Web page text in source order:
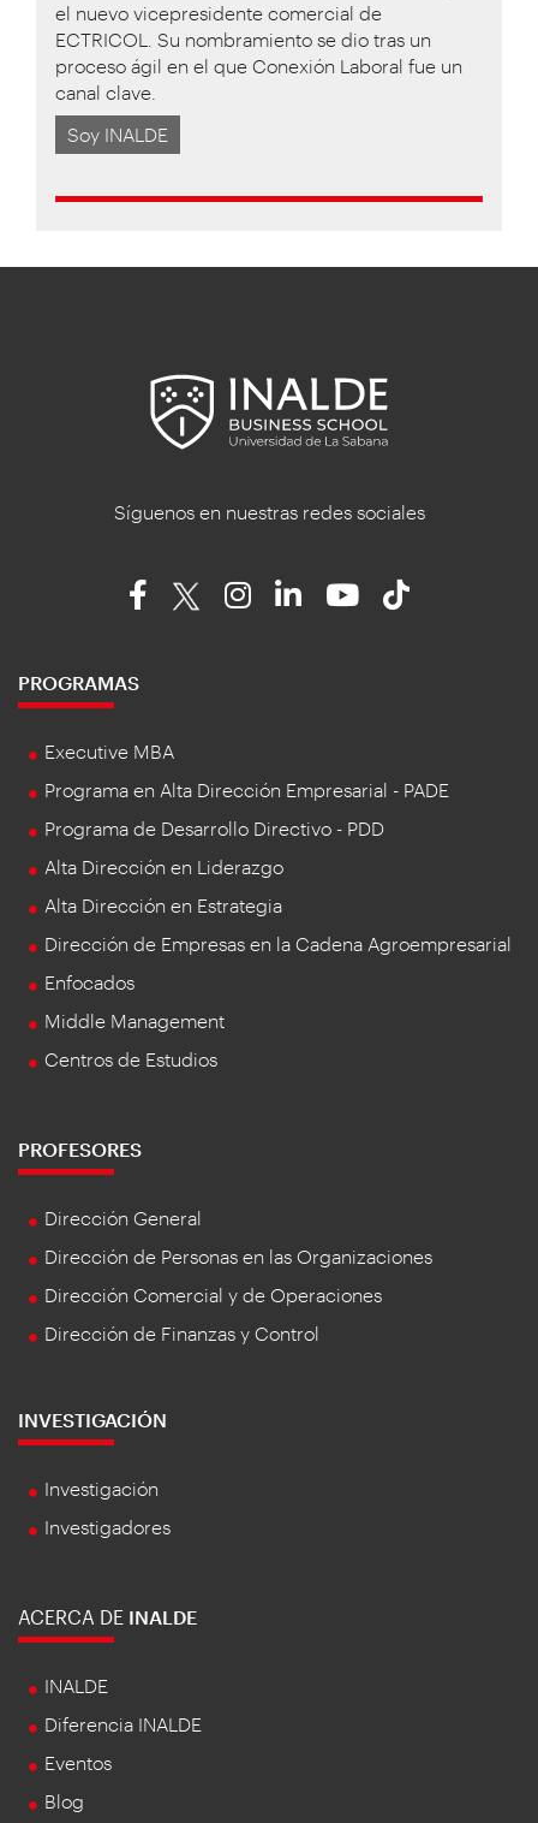
el nuevo vicepresidente comercial de
ECTRICOL. Su nombramiento se dio tras un
proceso ágil en el que Conexión Laboral fue un
canal clave.
Soy INALDE
Síguenos en nuestras redes sociales
PROGRAMAS
Executive MBA
Programa en Alta Dirección Empresarial - PADE
Programa de Desarrollo Directivo - PDD
Alta Dirección en Liderazgo
Alta Dirección en Estrategia
Dirección de Empresas en la Cadena Agroempresarial
Enfocados
Middle Management
Centros de Estudios
PROFESORES
Dirección General
Dirección de Personas en las Organizaciones
Dirección Comercial y de Operaciones
Dirección de Finanzas y Control
INVESTIGACIÓN
Investigación
Investigadores
ACERCA DE INALDE
INALDE
Diferencia INALDE
Eventos
Blog